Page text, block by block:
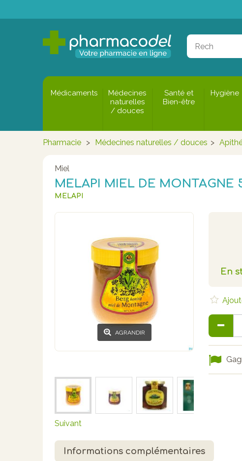
Médicaments
Médecines
naturelles
/ douces
Santé et
Bien-être
Hygiène
Pharmacie > Médecines naturelles / douces >
Miel
MELAPI MIEL DE MONTAGNE
MELAPI
AGRANDIR
Suivant
En
Informations complémentaires